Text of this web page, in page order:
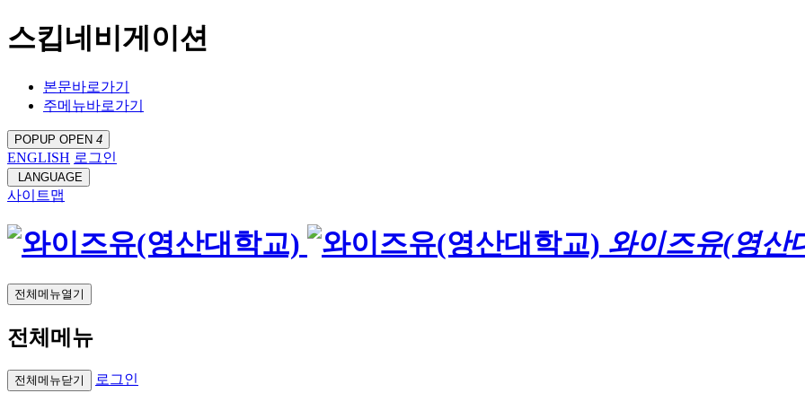
스킵네비게이션
본문바로가기
주메뉴바로가기
POPUP OPEN 4
ENGLISH 로그인
LANGUAGE
사이트맵
와이즈유(영산
전체메뉴열기
전체메뉴
전체메뉴닫기 로그인